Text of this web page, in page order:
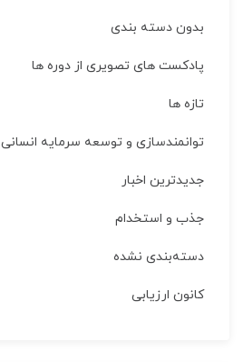
بدون دسته بندی
پادکست های تصویری از دوره ها
تازه ها
توانمندسازی و توسعه سرمایه انسانی
جدیدترین اخبار
جذب و استخدام
دسته‌بندی نشده
کانون ارزیابی